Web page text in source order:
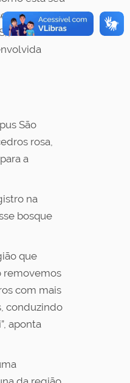
avaliação
ainda terão
São
rosa,
a
na
bosque
que
removemos
com mais
conduzindo
aponta